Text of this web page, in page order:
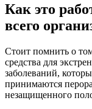
Как это
всего
Стоит помнить о
средства для
заболеваний,
принимаются
незащищенного